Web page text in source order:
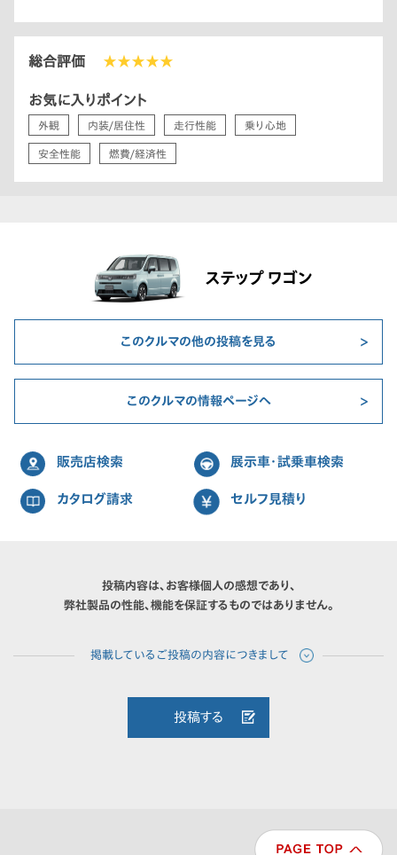
総合評価 ★★★★★
お気に入りポイント
外観 内装/居住性 走行性能 乗り心地
安全性能 燃費/経済性
ステップ ワゴン
このクルマの他の投稿を見る
このクルマの情報ページへ
販売店検索 展示車・試乗車検索
カタログ請求 セルフ見積り
投稿内容は、お客様個人の感想であり、
弊社製品の性能、機能を保証するものではありません。
投稿する